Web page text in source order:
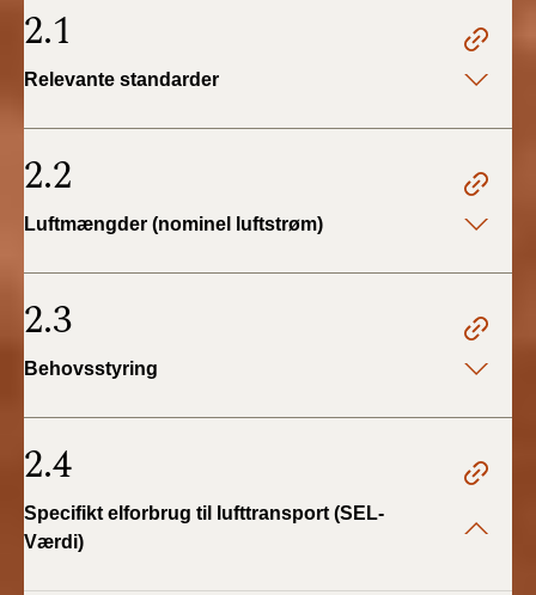
2010)
2.1
Relevante standarder
2.2
Luftmængder (nominel luftstrøm)
2.3
Behovsstyring
2.4
Specifikt elforbrug til lufttransport (SEL-
Værdi)